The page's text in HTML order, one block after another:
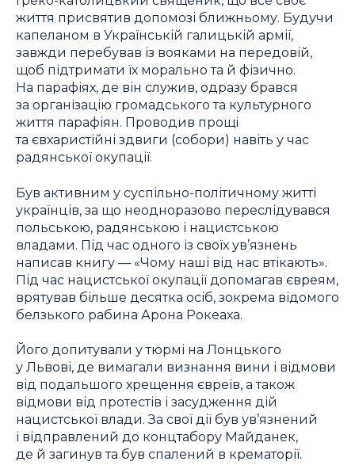
життя присвятив допомозі ближньому. Будучи
капеланом в Українській галицькій армії,
завжди перебував із вояками на передовій,
щоб підтримати їх морально та й фізично.
На парафіях, де він служив, одразу брався
за організацію громадського та культурного
життя парафіян. Проводив прощі
та євхаристійні здвиги (собори) навіть у час
радянської окупації.
Був активним у суспільно-політичному житті
українців, за що неодноразово переслідувався
польською, радянською і нацистською
владами. Під час одного із своїх ув’язнень
написав книгу — «Чому наші від нас втікають».
Під час нацистської окупації допомагав євреям,
врятував більше десятка осіб, зокрема відомого
белзького рабина Арона Рокеаха.
Його допитували у тюрмі на Лонцького
у Львові, де вимагали визнання вини і відмови
від подальшого хрещення євреїв, а також
відмови від протестів і засудження дій
нацистської влади. За свої дії був ув’язнений
і відправлений до концтабору Майданек,
де й загинув та був спалений в крематорії.